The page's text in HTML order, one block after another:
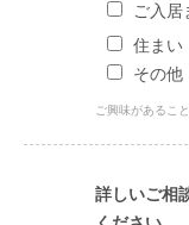
ご入居
住まい
その他
ご興味があるこ
詳しいご相